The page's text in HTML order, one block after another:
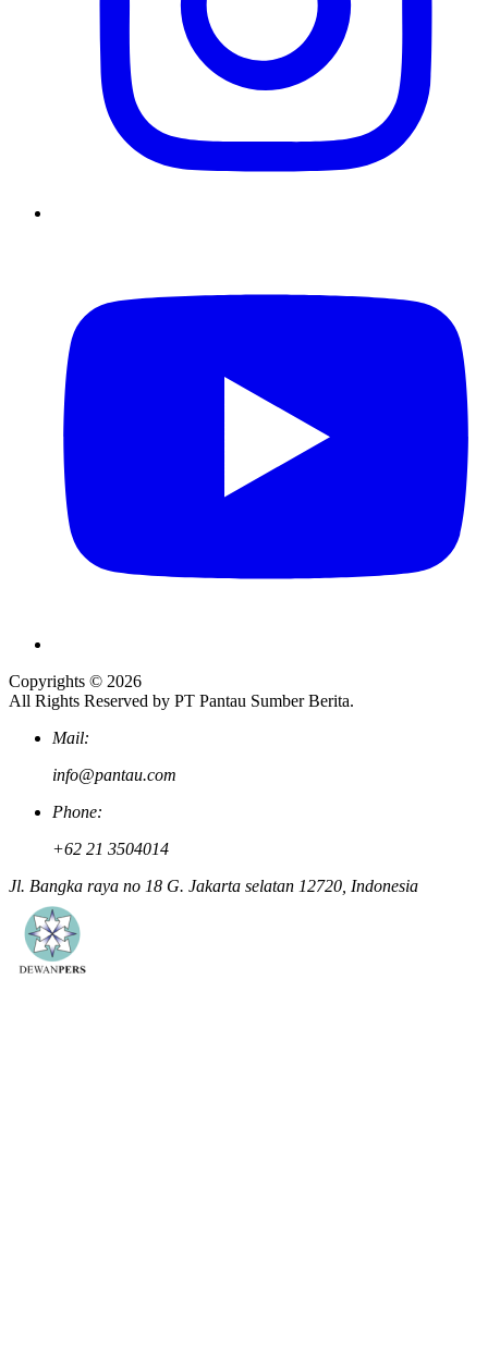
Copyrights © 2026
All Rights Reserved by PT Pantau Sumber Berita.
Mail:
info@pantau.com
Phone:
+62 21 3504014
Jl. Bangka raya no 18 G. Jakarta selatan 12720, Indonesia